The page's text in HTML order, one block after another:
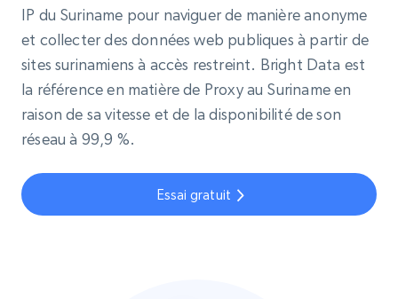
IP du Suriname pour naviguer de manière anonyme
et collecter des données web publiques à partir de
sites surinamiens à accès restreint. Bright Data est
la référence en matière de Proxy au Suriname en
raison de sa vitesse et de la disponibilité de son
réseau à 99,9 %.
Essai gratuit